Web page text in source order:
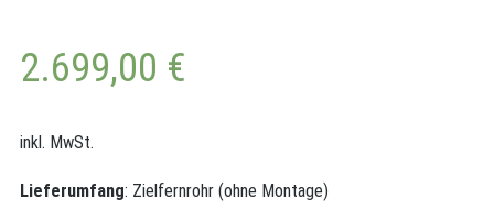
2.699,00 €
inkl. MwSt.
Lieferumfang: Zielfernrohr (ohne Montage)